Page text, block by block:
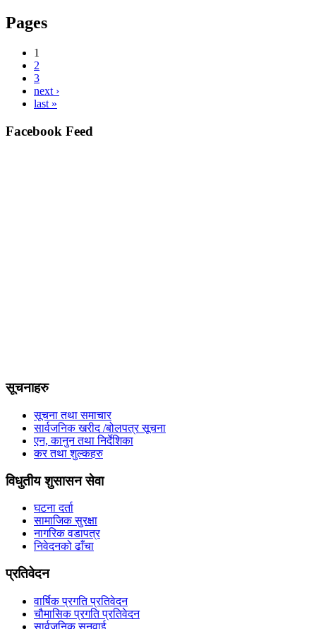
Pages
1
2
3
next ›
last »
Facebook Feed
सूचनाहरु
सूचना तथा समाचार
सार्वजनिक खरीद /बोलपत्र सूचना
एन, कानुन तथा निर्देशिका
कर तथा शुल्कहरु
विधुतीय शुसासन सेवा
घटना दर्ता
सामाजिक सुरक्षा
नागरिक वडापत्र
निवेदनको ढाँचा
प्रतिवेदन
वार्षिक प्रगति प्रतिवेदन
चौमासिक प्रगति प्रतिवेदन
सार्वजनिक सुनुवाई